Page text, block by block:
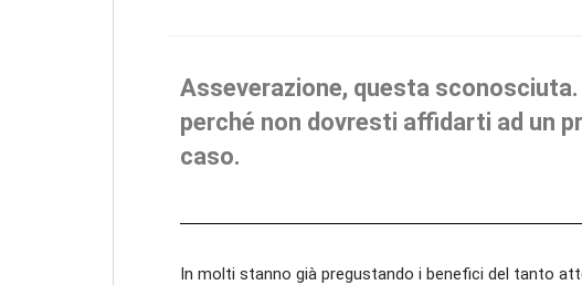
Asseverazione, questa sconosciuta.
perché non dovresti affidarti ad un
caso.
In molti stanno già pregustando i benefici del tanto